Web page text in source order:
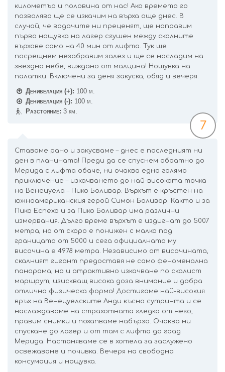
километър и половина от нас! Ако времето го
позволява ще се изкачим на върха още днес. В
случай, че водачите ни преценят, ще направим
първо нощувка на лагер сгушен между скалните
върхове само на 40 мин от лифта. Тук ще
посрещнем незабравим залез и ще се насладим на
звездно небе, виждано от малцина! Нощувка на
палатки. Включени за деня закуска, обяд и вечеря.
Денивелация (+): 100 м.
Денивелация (-): 100 м.
Разстояние: 3 км.
7
Ставаме рано и закусваме – днес е последният ни
ден в планината! Преди да се спуснем обратно до
Мерида с лифта обаче, ни очаква едно голямо
приключение – изкачването до най-високата точка
на Венецуела – Пико Боливар. Върхът е кръстен на
южноамериканския герой Симон Боливар. Както и за
Пико Еспехо и за Пико Боливар има различни
измервания. Дълго време върхът е издигнат до 5007
метра, но от скоро е понижен с малко под
границата от 5000 и сега официалната му
височина е 4978 метра. Независимо от височината,
скалният гигант предоставя не само феноменална
панорама, но и атрактивно изкачване по скалист
маршрут, изискващ висока доза внимание и добра
отлична физическа форма! Достигаме най-високия
връх на Венецуелските Анди късно сутринта и се
наслаждаваме на страхотната гледка от него,
правим снимки и похапваме набързо. Очаква ни
спускане до лагер и от там с лифта до град
Мерида. Настаняваме се в хотела за заслужено
освежаване и почивка. Вечеря на свободна
консумация и нощувка.